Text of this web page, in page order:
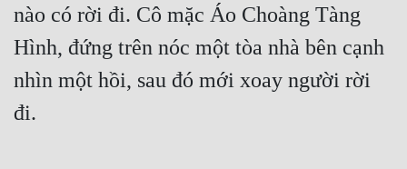
nào có rời đi. Cô mặc Áo Choàng Tàng
Hình, đứng trên nóc một tòa nhà bên cạnh
nhìn một hồi, sau đó mới xoay người rời
đi.